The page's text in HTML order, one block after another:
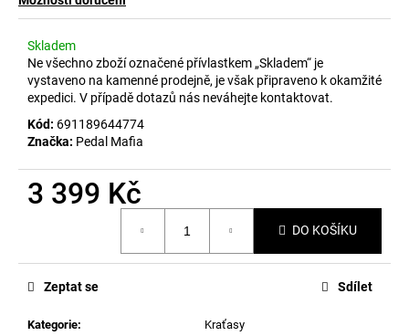
Skladem
Ne všechno zboží označené přívlastkem „Skladem“ je
vystaveno na kamenné prodejně, je však připraveno k okamžité
expedici. V případě dotazů nás neváhejte kontaktovat.
Kód: 691189644774
Značka: Pedal Mafia
3 399 Kč
DO KOŠÍKU
Kategorie:
Kraťasy
Zeptat se Sdílet
e
m